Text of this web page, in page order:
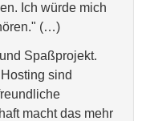
Ich würde mich
(…)
Spaßprojekt.
sind
macht das mehr